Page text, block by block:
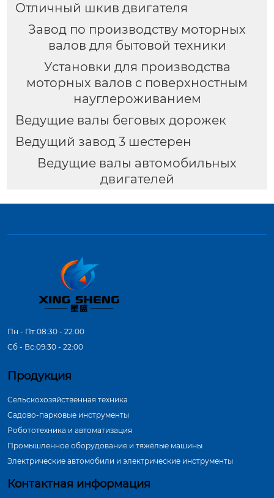
Отличный шкив двигателя
Завод по производству моторных
валов для бытовой техники
Установки для производства
моторных валов с поверхностным
науглероживанием
Ведущие валы беговых дорожек
Ведущий завод 3 шестерен
Ведущие валы автомобильных
двигателей
Пн - Пт:08:30 - 22:00
Сб - Вс:09:30 - 22:00
Продукция
Сельскохозяйственная техника
Садово-парковые инструменты
Робототехника и автоматизация
Промышленное оборудование и тяжёлые машины
Электрические автомобили и электрические инструменты
Контактная информация